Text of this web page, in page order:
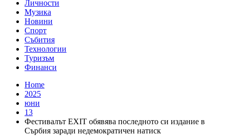
Личности
Музика
Новини
Спорт
Събития
Технологии
Туризъм
Финанси
Home
2025
юни
13
Фестивалът EXIT обявява последното си издание в
Сърбия заради недемократичен натиск